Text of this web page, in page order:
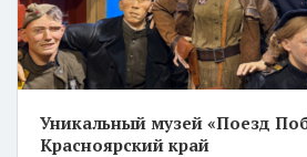
Уникальный музей «Поезд
Красноярский край